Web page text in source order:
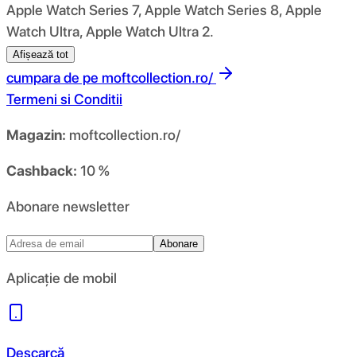
Apple Watch Series 7, Apple Watch Series 8, Apple
Watch Ultra, Apple Watch Ultra 2.
Afișează tot
cumpara de pe moftcollection.ro/
Termeni si Conditii
Magazin: moftcollection.ro/
Cashback: 10 %
Abonare newsletter
Abonare
Aplicație de mobil
Descarcă